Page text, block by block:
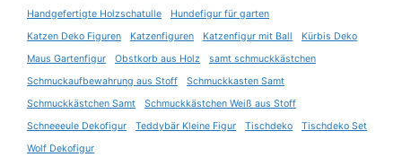
Handgefertigte Holzschatulle
Hundefigur für garten
Katzen Deko Figuren
Katzenfiguren Katzenfigur mit Ball
Kürbis Deko
Maus Gartenfigur
Obstkorb aus Holz
samt schmuckkästchen
Schmuckaufbewahrung aus Stoff
Schmuckkasten Samt
Schmuckkästchen Samt
Schmuckkästchen Weiß aus Stoff
Schneeeule Dekofigur
Teddybär Kleine Figur Tischdeko
Tischdeko Set
Wolf Dekofigur